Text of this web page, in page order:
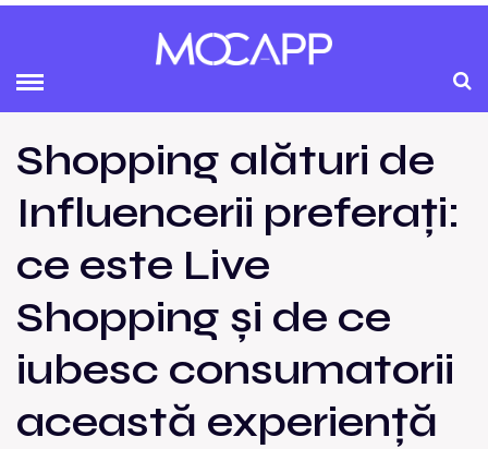
Shopping alături de
Influencerii preferați:
ce este Live
Shopping și de ce
iubesc consumatorii
această experiență